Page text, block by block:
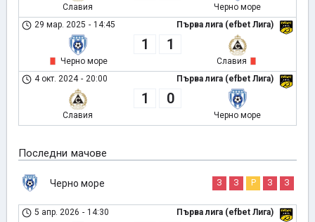
Славия
Черно море
Първа лига (efbet Лига)
29 мар. 2025 - 14:45
Черно море
1 1
Славия
Първа лига (efbet Лига)
4 окт. 2024 - 20:00
Славия
1 0
Черно море
Последни мачове
Черно море З З Р З З
Първа лига (efbet Лига)
5 апр. 2026 - 14:30